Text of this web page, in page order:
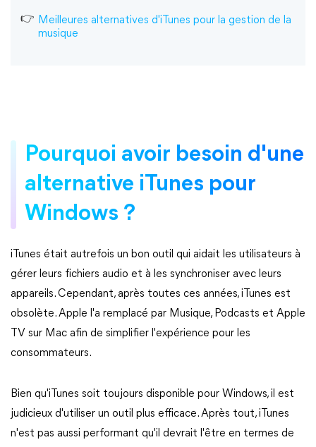
Meilleures alternatives d'iTunes pour la gestion de la
musique
Pourquoi avoir besoin d'une
alternative iTunes pour
Windows ?
iTunes était autrefois un bon outil qui aidait les utilisateurs à
gérer leurs fichiers audio et à les synchroniser avec leurs
appareils. Cependant, après toutes ces années, iTunes est
obsolète. Apple l'a remplacé par Musique, Podcasts et Apple
TV sur Mac afin de simplifier l'expérience pour les
consommateurs.
Bien qu'iTunes soit toujours disponible pour Windows, il est
judicieux d'utiliser un outil plus efficace. Après tout, iTunes
n'est pas aussi performant qu'il devrait l'être en termes de